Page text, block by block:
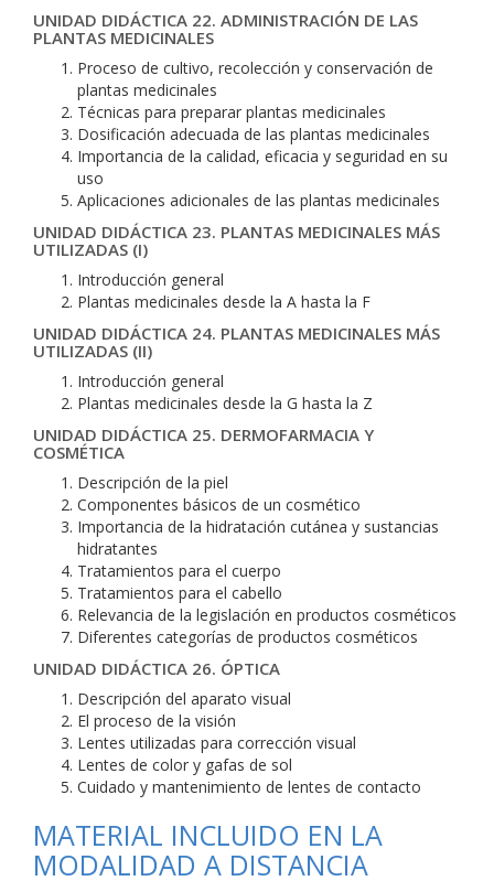
UNIDAD DIDÁCTICA 22. ADMINISTRACIÓN DE LAS
PLANTAS MEDICINALES
Proceso de cultivo, recolección y conservación de
plantas medicinales
Técnicas para preparar plantas medicinales
Dosificación adecuada de las plantas medicinales
Importancia de la calidad, eficacia y seguridad en su
uso
Aplicaciones adicionales de las plantas medicinales
UNIDAD DIDÁCTICA 23. PLANTAS MEDICINALES MÁS
UTILIZADAS (I)
Introducción general
Plantas medicinales desde la A hasta la F
UNIDAD DIDÁCTICA 24. PLANTAS MEDICINALES MÁS
UTILIZADAS (II)
Introducción general
Plantas medicinales desde la G hasta la Z
UNIDAD DIDÁCTICA 25. DERMOFARMACIA Y
COSMÉTICA
Descripción de la piel
Componentes básicos de un cosmético
Importancia de la hidratación cutánea y sustancias
hidratantes
Tratamientos para el cuerpo
Tratamientos para el cabello
Relevancia de la legislación en productos cosméticos
Diferentes categorías de productos cosméticos
UNIDAD DIDÁCTICA 26. ÓPTICA
Descripción del aparato visual
El proceso de la visión
Lentes utilizadas para corrección visual
Lentes de color y gafas de sol
Cuidado y mantenimiento de lentes de contacto
MATERIAL INCLUIDO EN LA
MODALIDAD A DISTANCIA